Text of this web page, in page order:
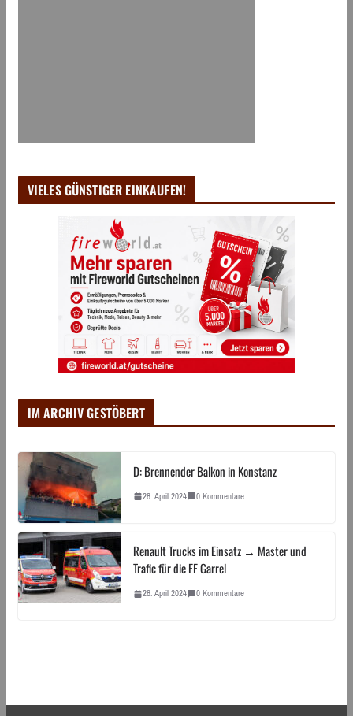
VIELES GÜNSTIGER EINKAUFEN!
IM ARCHIV GESTÖBERT
D: Brennender Balkon in Konstanz
28. April 2024 0 Kommentare
Renault Trucks im Einsatz → Master und
Trafic für die FF Garrel
28. April 2024 0 Kommentare